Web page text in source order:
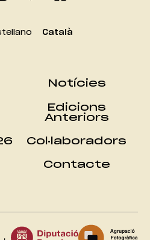
Català
Notícies
Edicions
Anteriors
Col·laboradors
Contacte